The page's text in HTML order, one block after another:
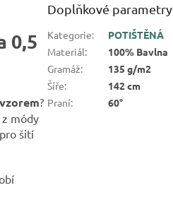
0,5
?
z módy
šití
Doplňkové parametry
Kategorie:
POTIŠTĚNÁ
Materiál:
100% Bavlna
Gramáž:
135 g/m2
Šíře:
142 cm
Praní: 60°